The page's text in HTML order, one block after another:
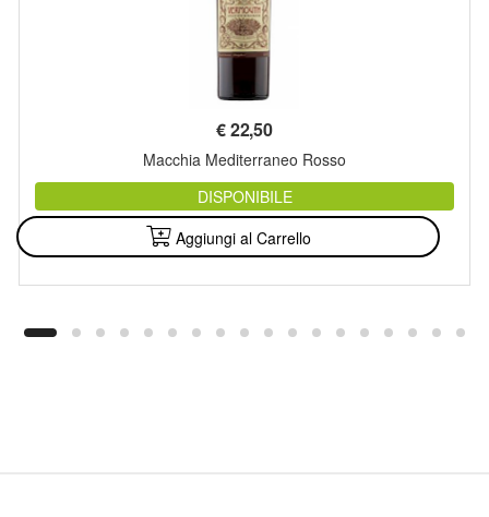
€22,50
Macchia Mediterraneo Rosso
DISPONIBILE
Aggiungi al Carrello